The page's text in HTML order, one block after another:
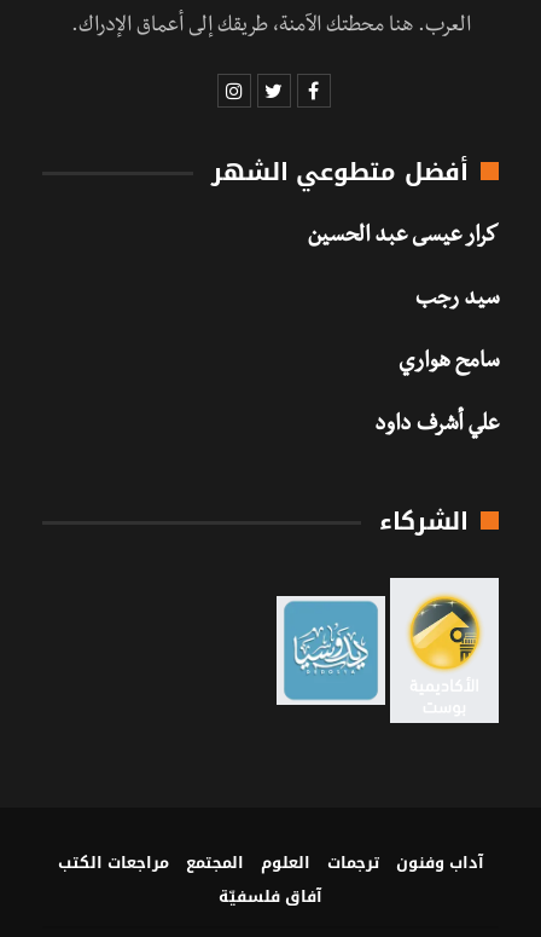
العرب. هنا محطتك الآمنة، طريقك إلى أعماق الإدراك.
أفضل متطوعي الشهر
كرار عيسى عبد الحسين
سيد رجب
سامح هواري
علي أشرف داود
الشركاء
آداب وفنون ترجمات العلوم المجتمع
مراجعات الكتب
آفاق فلسفيّة‎